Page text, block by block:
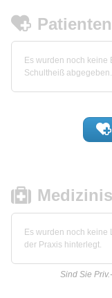
Es wurden noch keine
Schultheiß abgegeben.
Es wurden noch keine
der Praxis hinterlegt.
Sind Sie